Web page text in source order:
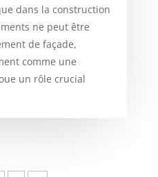
dans la construction
ne peut être
de façade,
comme une
un rôle crucial